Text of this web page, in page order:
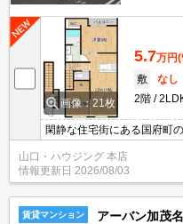
画像：21枚
5.7万円(
敷
なし
2階
閑静な住宅街にある国府町
システムキッチン、駐車場
ットなどその他多数の設備
め物件ですので是非一度お
山口・ハウジング 本店
情報更新日 2026/08/03
賃貸マンション アーバン加茂名